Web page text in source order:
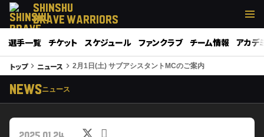
SHINSHU
BRAVE WARRIORS
選手一覧 チケット スケジュール ファンクラブ チーム情報 アカデ
トップkeyboard_arrow_right ニュース keyboard_arrow_right 2月1日(土) サブアシスタントMCのご案内
NEWSニュース